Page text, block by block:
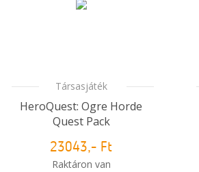
Társasjáték
HeroQuest: Ogre Horde
Quest Pack
23043,- Ft
Raktáron van